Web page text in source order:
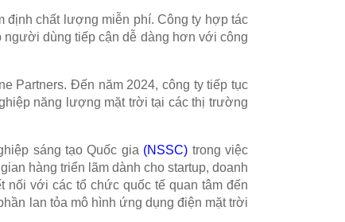
định chất lượng miễn phí. Công ty hợp tác
dùng tiếp cận dễ dàng hơn với công
Partners. Đến năm 2024, công ty tiếp tục
năng lượng mặt trời tại các thị trường
sáng tạo Quốc gia (NSSC) trong việc
hàng triển lãm dành cho startup, doanh
với các tổ chức quốc tế quan tâm đến
lan tỏa mô hình ứng dụng điện mặt trời